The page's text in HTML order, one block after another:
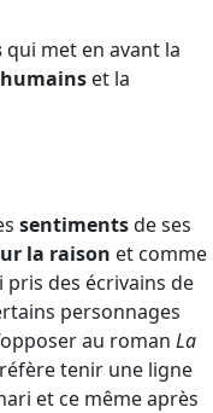
qui met en avant la
et la
sentimentsde ses
la raison et comme
pris des écrivains de
personnages
au roman La
tenir une ligne
et ce même après